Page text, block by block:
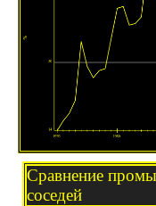
Сравнение
соседей